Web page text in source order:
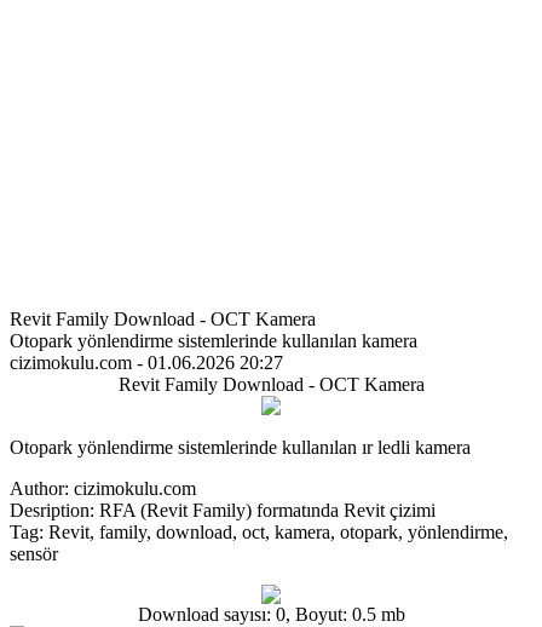
Revit Family Download - OCT Kamera
Otopark yönlendirme sistemlerinde kullanılan kamera
cizimokulu.com - 01.06.2026 20:27
Revit Family Download - OCT Kamera
Otopark yönlendirme sistemlerinde kullanılan ır ledli kamera
Author: cizimokulu.com
Desription: RFA (Revit Family) formatında Revit çizimi
Tag: Revit, family, download, oct, kamera, otopark, yönlendirme,
sensör
Download sayısı: 0, Boyut: 0.5 mb